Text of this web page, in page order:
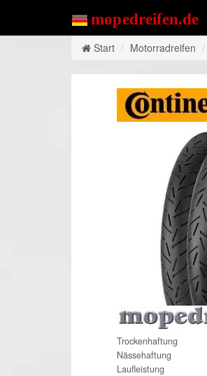
Start Motorradreifen
Trockenhaftung
Nässehaftung
Laufleistung